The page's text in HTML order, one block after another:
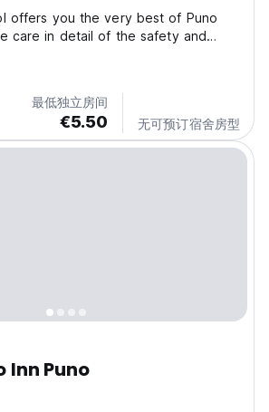
offers you the very best of Puno
care in detail of the safety and
something special. In addition,
in the hospitality...
最低独立房间
€5.50 无可预订宿舍房型
Inn Puno